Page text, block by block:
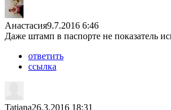
Анастасия9.7.2016 6:46
Даже штамп в паспорте не показатель
ответить
ссылка
Tatiana26.3.2016 18:31